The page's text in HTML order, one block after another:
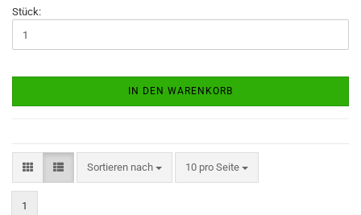
Stück:
IN DEN WARENKORB
Sortieren nach
Sortieren nach 10 pro Seite
pro Seite
1